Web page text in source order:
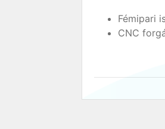
Fémipari
CNC